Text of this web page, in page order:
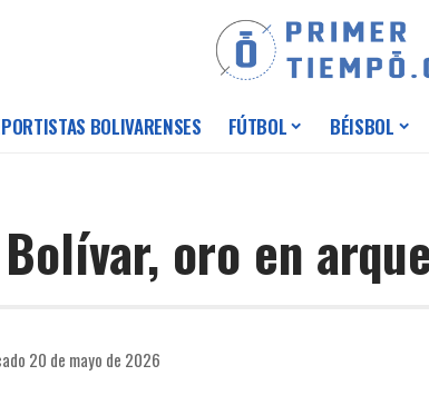
BOLIVARENSES FÚTBOL BÉISBOL
oro en
20 de mayo de 2026